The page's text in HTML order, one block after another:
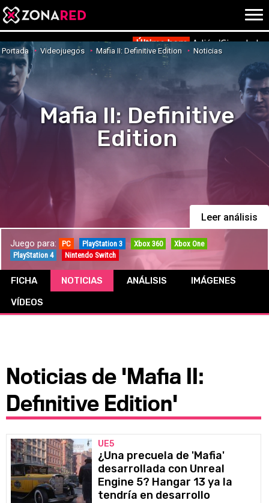
{literal}{/literal}
HOME JUEGOS
NOTICIAS
OPINIÓN
REPORTAJES
ANÁLISIS
AVANCES
TRUCOS OCIO
CINE
CÓMICS
E3
Última hora Adiós 'Cine de
Portada Videojuegos Mafia II: Definitive Edition Noticias
Mafia II: Definitive
Edition
Leer análisis
Juego para: PC PlayStation 3 Xbox 360
Xbox One
PlayStation 4
Nintendo Switch
FICHA NOTICIAS ANÁLISIS
IMÁGENES
VÍDEOS
Noticias de 'Mafia II:
Definitive Edition'
UE5
¿Una precuela de 'Mafia'
desarrollada con Unreal
Engine 5? Hangar 13 ya la
tendría en desarrollo